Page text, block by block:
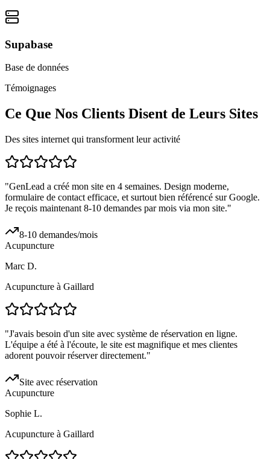
Supabase
Base de données
Témoignages
Ce Que Nos Clients Disent de Leurs Sites
Des sites internet qui transforment leur activité
"GenLead a créé mon site en 4 semaines. Design moderne,
formulaire de contact efficace, et surtout bien référencé sur Google.
Je reçois maintenant 8-10 demandes par mois via mon site."
8-10 demandes/mois
Acupuncture
Marc D.
Acupuncture à Gaillard
"J'avais besoin d'un site avec système de réservation en ligne.
L'équipe a été à l'écoute, le site est magnifique et mes clientes
adorent pouvoir réserver directement."
Site avec réservation
Acupuncture
Sophie L.
Acupuncture à Gaillard